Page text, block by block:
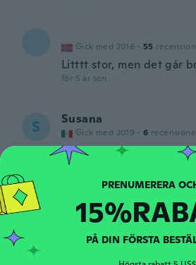
Gick med 2016 · 55
Litttt stor, men det går
för 5 år sen
S Susana
Gick med 2019 · 6
för 5 år sen
F Fernanda
Gick med 2020 · 5
för 5 år sen
PÅ DIN FÖRSTA